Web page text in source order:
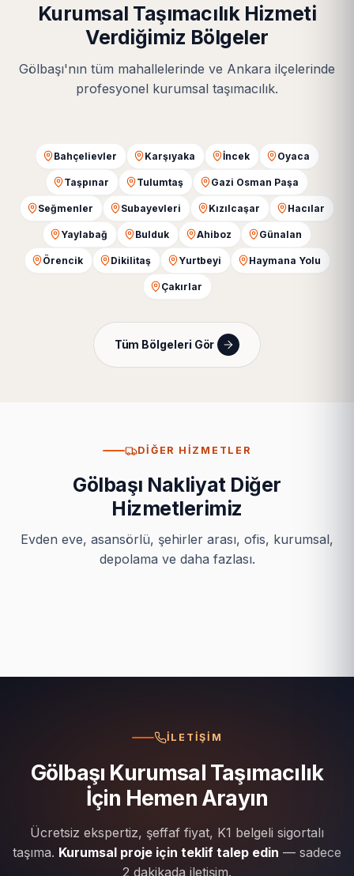
Kurumsal Taşımacılık Hizmeti
Verdiğimiz Bölgeler
Gölbaşı'nın tüm mahallelerinde ve Ankara ilçelerinde
profesyonel kurumsal taşımacılık.
Bahçelievler Karşıyaka İncek Oyaca
Taşpınar Tulumtaş Gazi Osman Paşa
Seğmenler Subayevleri Kızılcaşar Hacılar
Yaylabağ Bulduk Ahiboz Günalan
Örencik Dikilitaş Yurtbeyi Haymana Yolu
Çakırlar
Tüm Bölgeleri Gör
DIĞER HIZMETLER
Gölbaşı Nakliyat Diğer
Hizmetlerimiz
Evden eve, asansörlü, şehirler arası, ofis, kurumsal,
depolama ve daha fazlası.
İLETIŞIM
Gölbaşı Kurumsal Taşımacılık
İçin Hemen Arayın
Ücretsiz ekspertiz, şeffaf fiyat, K1 belgeli sigortalı
taşıma. Kurumsal proje için teklif talep edin — sadece
2 dakikada iletişim.